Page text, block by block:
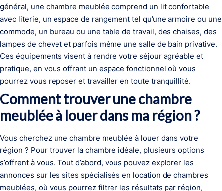
général, une chambre meublée comprend un lit confortable
avec literie, un espace de rangement tel qu’une armoire ou une
commode, un bureau ou une table de travail, des chaises, des
lampes de chevet et parfois même une salle de bain privative.
Ces équipements visent à rendre votre séjour agréable et
pratique, en vous offrant un espace fonctionnel où vous
pourrez vous reposer et travailler en toute tranquillité.
Comment trouver une chambre
meublée à louer dans ma région ?
Vous cherchez une chambre meublée à louer dans votre
région ? Pour trouver la chambre idéale, plusieurs options
s’offrent à vous. Tout d’abord, vous pouvez explorer les
annonces sur les sites spécialisés en location de chambres
meublées, où vous pourrez filtrer les résultats par région,